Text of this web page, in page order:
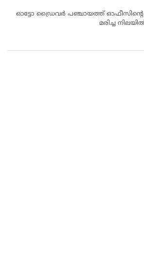
ഓട്ടോ ഡ്രൈവർ പഞ്ചായത്ത് ഓഫീസിൻ്റെ
മരിച്ച